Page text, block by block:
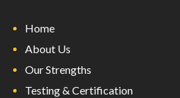
Home
About Us
Our Strengths
Testing & Certification